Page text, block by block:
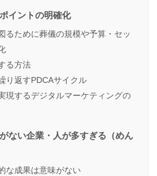
イントの明確化
るために葬儀の規模や予算・セッ
る方法
り返すPDCAサイクル
現するデジタルマーケティングの
ない企業・人が多すぎる（めん
な成果は意味がない